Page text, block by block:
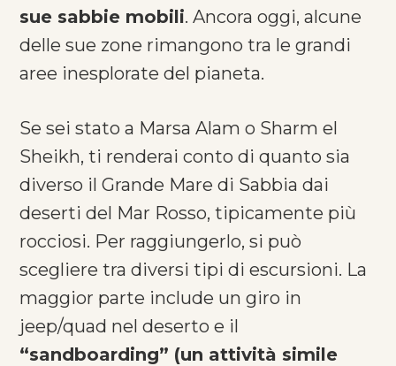
sue sabbie mobili. Ancora oggi, alcune
delle sue zone rimangono tra le grandi
aree inesplorate del pianeta.
Se sei stato a Marsa Alam o Sharm el
Sheikh, ti renderai conto di quanto sia
diverso il Grande Mare di Sabbia dai
deserti del Mar Rosso, tipicamente più
rocciosi. Per raggiungerlo, si può
scegliere tra diversi tipi di escursioni. La
maggior parte include un giro in
jeep/quad nel deserto e il
“sandboarding” (un attività simile